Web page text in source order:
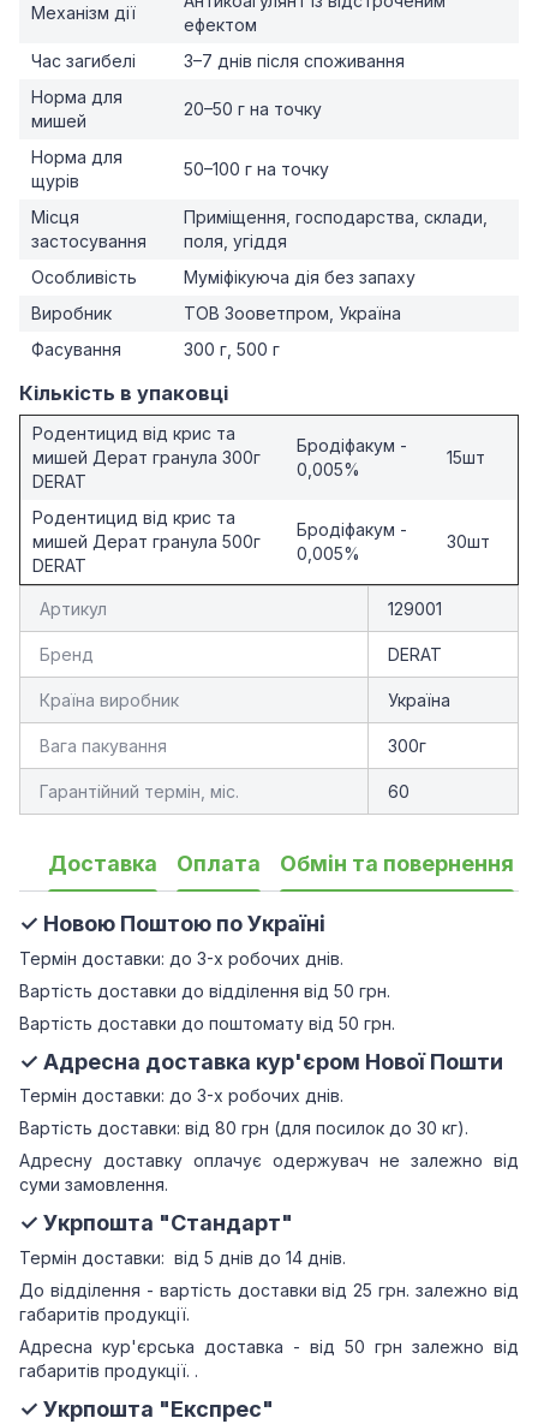
Механізм дії
ефектом
Час загибелі
3–7 днів після споживання
Норма для
мишей
20–50 г на точку
Норма для
щурів
50–100 г на точку
Місця
застосування
Приміщення, господарства, склади,
поля, угіддя
Особливість
Муміфікуюча дія без запаху
Виробник
ТОВ Зооветпром, Україна
Фасування
300 г, 500 г
Кількість в упаковці
Родентицид від крис та
мишей Дерат гранула 300г
DERAT
Бродіфакум -
0,005%
15шт
Родентицид від крис та
мишей Дерат гранула 500г
DERAT
Бродіфакум -
0,005%
30шт
Артикул 129001
Бренд DERAT
Країна виробник Україна
Вага пакування 300г
Гарантійний термін, міс. 60
Доставка Оплата Обмін та повернення
✓ Новою Поштою по Україні
Термін доставки: до 3-х робочих днів.
Вартість доставки до відділення від 50 грн.
Вартість доставки до поштомату від 50 грн.
✓ Адресна доставка кур'єром Нової Пошти
Термін доставки: до 3-х робочих днів.
Вартість доставки: від 80 грн (для посилок до 30 кг).
Адресну доставку оплачує одержувач не залежно від
суми замовлення.
✓ Укрпошта "Стандарт"
Термін доставки: від 5 днів до 14 днів.
До відділення - вартість доставки від 25 грн.залежно від
габаритів продукції.
Адресна кур'єрська доставка - від 50 грн залежно від
габаритів продукції. .
✓ Укрпошта "Експрес"